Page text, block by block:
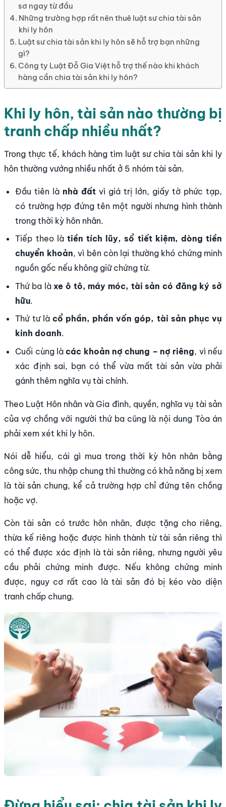
sơ ngay từ đầu
Những trường hợp rất nên thuê luật sư chia tài sản
khi ly hôn
Luật sư chia tài sản khi ly hôn sẽ hỗ trợ bạn những
gì?
Công ty Luật Đỗ Gia Việt hỗ trợ thế nào khi khách
hàng cần chia tài sản khi ly hôn?
Khi ly hôn, tài sản nào thường bị
tranh chấp nhiều nhất?
Trong thực tế, khách hàng tìm luật sư chia tài sản khi ly
hôn thường vướng nhiều nhất ở 5 nhóm tài sản.
Đầu tiên là nhà đất vì giá trị lớn, giấy tờ phức tạp,
có trường hợp đứng tên một người nhưng hình thành
trong thời kỳ hôn nhân.
Tiếp theo là tiền tích lũy, sổ tiết kiệm, dòng tiền
chuyển khoản, vì bên còn lại thường khó chứng minh
nguồn gốc nếu không giữ chứng từ.
Thứ ba làxe ô tô, máy móc, tài sản có đăng ký sở
hữu.
Thứ tư là cổ phần, phần vốn góp, tài sản phục vụ
kinh doanh.
Cuối cùng làcác khoản nợ chung – nợ riêng, vì nếu
xác định sai, bạn có thể vừa mất tài sản vừa phải
gánh thêm nghĩa vụ tài chính.
Theo Luật Hôn nhân và Gia đình, quyền, nghĩa vụ tài sản
của vợ chồng với người thứ ba cũng là nội dung Tòa án
phải xem xét khi ly hôn.
Nói dễ hiểu, cái gì mua trong thời kỳ hôn nhân bằng
công sức, thu nhập chung thì thường có khả năng bị xem
là tài sản chung, kể cả trường hợp chỉ đứng tên chồng
hoặc vợ.
Còn tài sản có trước hôn nhân, được tặng cho riêng,
thừa kế riêng hoặc được hình thành từ tài sản riêng thì
có thể được xác định là tài sản riêng, nhưng người yêu
cầu phải chứng minh được. Nếu không chứng minh
được, nguy cơ rất cao là tài sản đó bị kéo vào diện
tranh chấp chung.